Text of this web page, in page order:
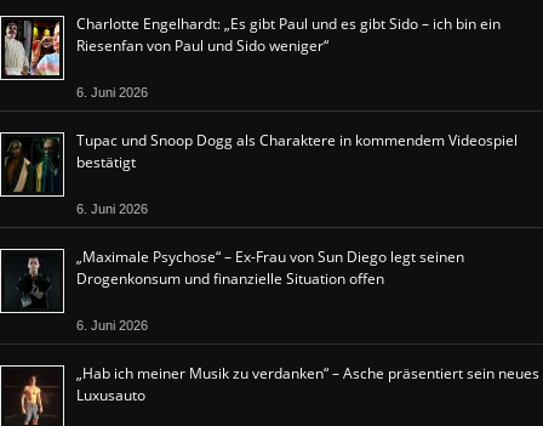
Charlotte Engelhardt: „Es gibt Paul und es gibt Sido – ich bin ein
Riesenfan von Paul und Sido weniger“
6. Juni 2026
Tupac und Snoop Dogg als Charaktere in kommendem Videospiel
bestätigt
6. Juni 2026
„Maximale Psychose“ – Ex-Frau von Sun Diego legt seinen
Drogenkonsum und finanzielle Situation offen
6. Juni 2026
„Hab ich meiner Musik zu verdanken“ – Asche präsentiert sein neues
Luxusauto